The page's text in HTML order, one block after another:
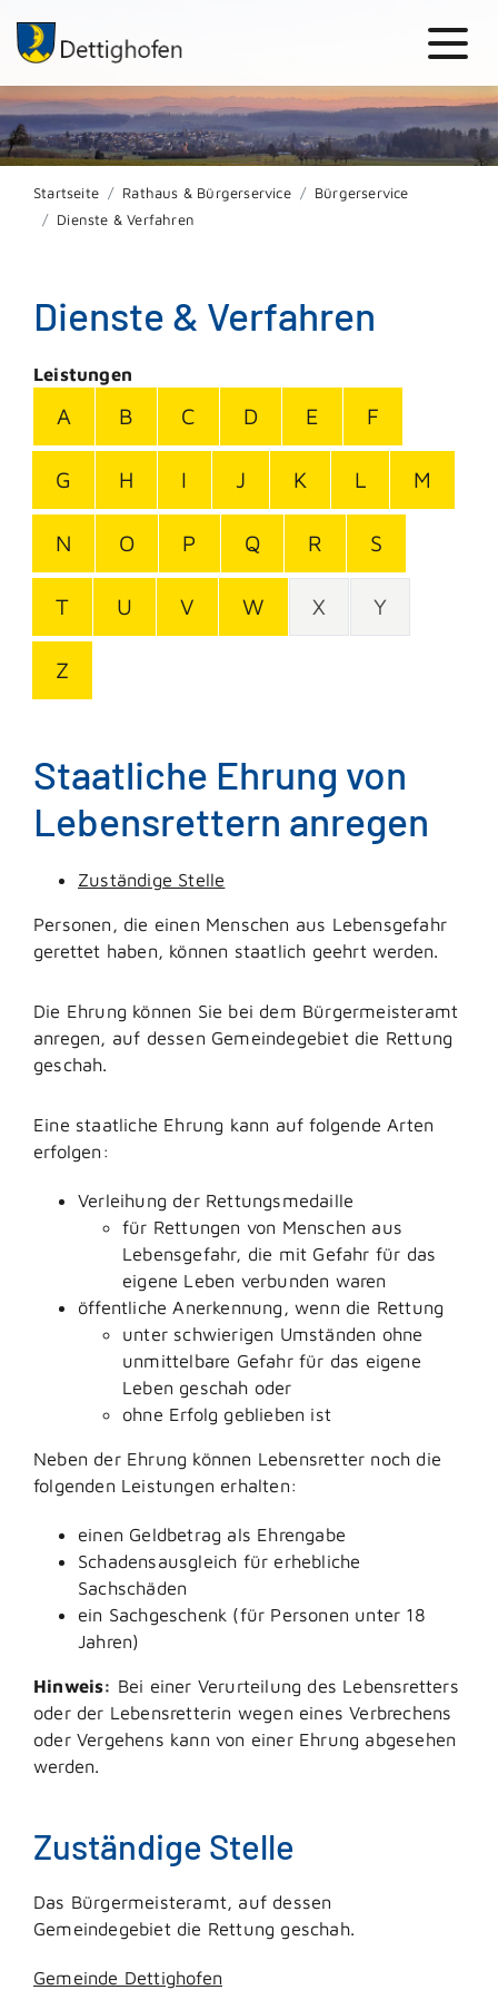
Startseite Rathaus & Bürgerservice
Bürgerservice
Dienste & Verfahren
Dienste & Verfahren
Leistungen
A B C D E F
G H I J K L M
N O P Q R S
T U V W X Y
Z
Staatliche Ehrung von
Lebensrettern anregen
Zuständige Stelle
Personen, die einen Menschen aus Lebensgefahr
gerettet haben, können staatlich geehrt werden.
Die Ehrung können Sie bei dem Bürgermeisteramt
anregen, auf dessen Gemeindegebiet die Rettung
geschah.
Eine staatliche Ehrung kann auf folgende Arten
erfolgen:
Verleihung der Rettungsmedaille
für Rettungen von Menschen aus
Lebensgefahr, die mit Gefahr für das
eigene Leben verbunden waren
öffentliche Anerkennung, wenn die Rettung
unter schwierigen Umständen ohne
unmittelbare Gefahr für das eigene
Leben geschah oder
ohne Erfolg geblieben ist
Neben der Ehrung können Lebensretter noch die
folgenden Leistungen erhalten:
einen Geldbetrag als Ehrengabe
Schadensausgleich für erhebliche
Sachschäden
ein Sachgeschenk (für Personen unter 18
Jahren)
Hinweis: Bei einer Verurteilung des Lebensretters
oder der Lebensretterin wegen eines Verbrechens
oder Vergehens kann von einer Ehrung abgesehen
werden.
Zuständige Stelle
Das Bürgermeisteramt, auf dessen
Gemeindegebiet die Rettung geschah.
Gemeinde Dettighofen